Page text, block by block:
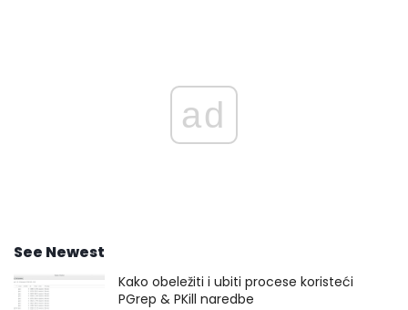
ad
See Newest
Kako obeležiti i ubiti procese koristeći
PGrep & PKill naredbe